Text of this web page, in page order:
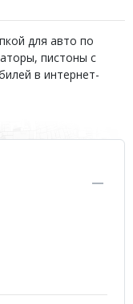
для авто по
пистоны с
в интернет-